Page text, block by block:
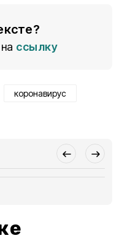
ссылку
коронавирус